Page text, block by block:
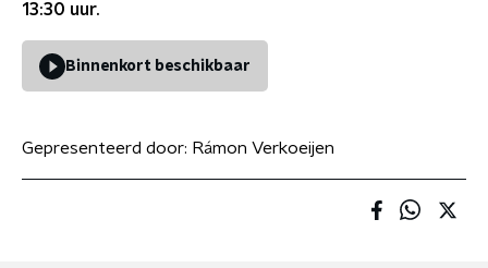
13:30 uur.
Binnenkort beschikbaar
Gepresenteerd door: Rámon Verkoeijen